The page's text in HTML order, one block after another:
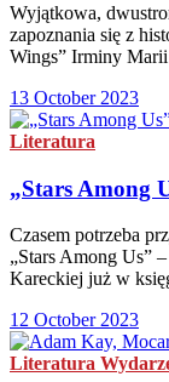
Wyjątkowa,
zapoznania się z
Wings” Irminy
13 October 2023
Literatura
„Stars Among
Czasem potrzeba
„Stars Among Us”
Kareckiej już w
12 October 2023
Literatura